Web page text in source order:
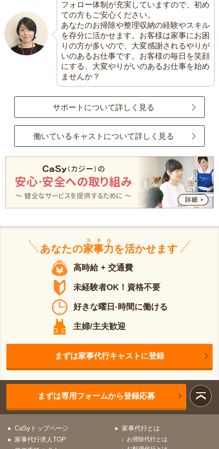
フォロー体制が充実していますので、初め
ての方もご安心ください。
あなたのお掃除や整理収納の経験やスキル
を存分に活かせます。お客様は家事にお困
りの方が多いので、大変感謝されるやりが
いのあるお仕事です。お客様の毎日を笑顔
にする、大変やりがいのあるお仕事を始め
ませんか？
サポートについて詳しく見る
働いているキャストについて詳しく見る
あなたの家事力
スキル
を活かせます
高時給 + 交通費
未経験者OK！資格不要
好きな曜日·時間に働ける
主婦/主夫歓迎
まずは家事代行キャストに登録
まずは専用フォームから登録応募
CaSyトップページ
家事代行求人TOP
家事代行とは
お掃除代行とは